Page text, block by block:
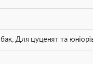
,Для цуценят та